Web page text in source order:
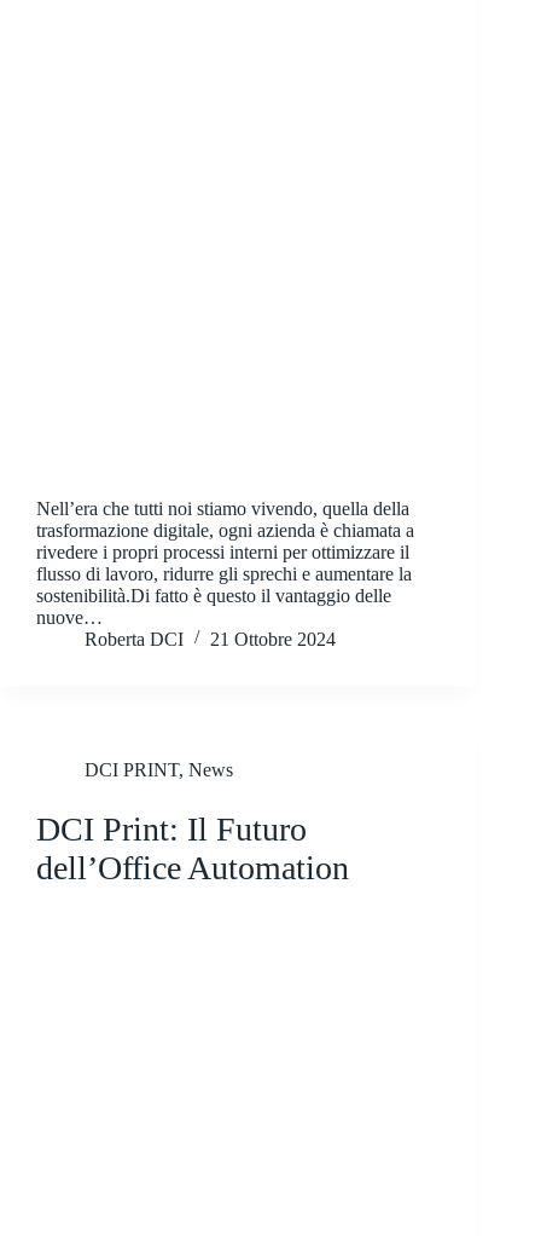
Nell’era che tutti noi stiamo vivendo, quella della
trasformazione digitale, ogni azienda è chiamata a
rivedere i propri processi interni per ottimizzare il
flusso di lavoro, ridurre gli sprechi e aumentare la
sostenibilità.Di fatto è questo il vantaggio delle
nuove…
Roberta DCI
21 Ottobre 2024
DCI PRINT, News
DCI Print: Il Futuro
dell’Office Automation